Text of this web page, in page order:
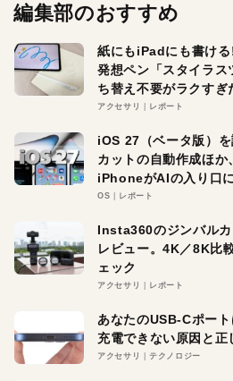
編集部のおすすめ
紙にもiPadにも書け
発想ペン「スタイラ
ち替え不要がラクすぎ
アクセサリ レポート
iOS 27（ベータ版）
カットの自動作成ほか
iPhoneがAIの入り口
OS レポート
Insta360のジンバル
レビュー。4K／8K比
ェック
アクセサリ レポート
あなたのUSB-Cポー
充電できない原因と正
アクセサリ テクノロジー